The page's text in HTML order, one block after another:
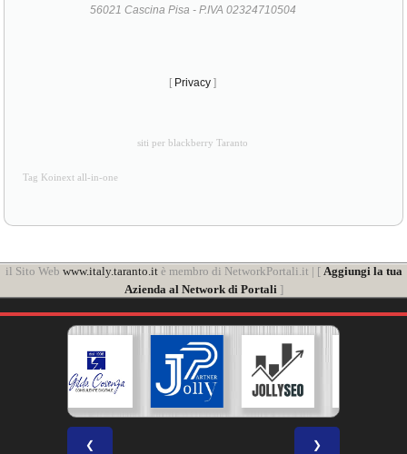
56021 Cascina Pisa - P.IVA 02324710504
[ Privacy ]
siti per blackberry Taranto
Tag Koinext all-in-one
il Sito Web www.italy.taranto.itè membro di NetworkPortali.it | [ Aggiungi la tua
Azienda al Network di Portali]
❮ ❯